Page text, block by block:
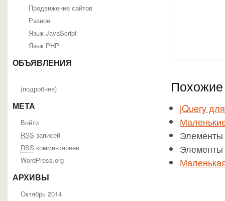
Продвижение сайтов
Разное
Язык JavaScript
Язык PHP
ОБЪЯВЛЕНИЯ
(подробнее)
МЕТА
Войти
RSS записей
RSS комментариев
WordPress.org
АРХИВЫ
Октябрь 2014
Похожие
jQuery
Элементы
Элементы